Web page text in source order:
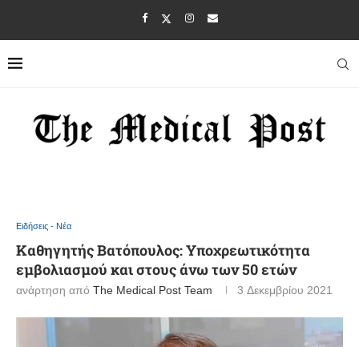
Ειδήσεις - Νέα
Καθηγητής Βατόπουλος: Υποχρεωτικότητα
εμβολιασμού και στους άνω των 50 ετών
ανάρτηση από The Medical Post Team 3 Δεκεμβρίου 2021